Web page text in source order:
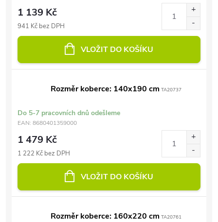
1 139 Kč
941 Kč bez DPH
VLOŽIT DO KOŠÍKU
Rozměr koberce: 140x190 cm TA20737
Do 5-7 pracovních dnů odešleme
EAN: 8680401359000
1 479 Kč
1 222 Kč bez DPH
VLOŽIT DO KOŠÍKU
Rozměr koberce: 160x220 cm TA20761